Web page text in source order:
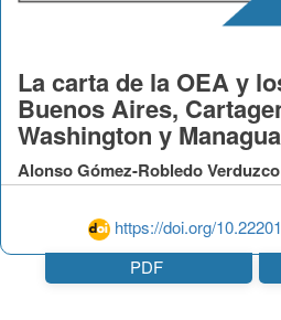
https://doi.org/
La carta de la OEA y
Buenos Aires,
Washington y
Alonso Gómez-Robledo Verduzco
PDF